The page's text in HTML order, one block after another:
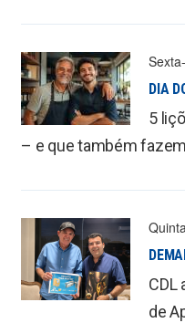
DIA
5
– e que também
CDL
de